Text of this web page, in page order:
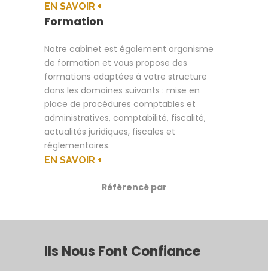
EN SAVOIR +
Formation
Notre cabinet est également organisme
de formation et vous propose des
formations adaptées à votre structure
dans les domaines suivants : mise en
place de procédures comptables et
administratives, comptabilité, fiscalité,
actualités juridiques, fiscales et
réglementaires.
EN SAVOIR +
Référencé par
Ils Nous Font Confiance